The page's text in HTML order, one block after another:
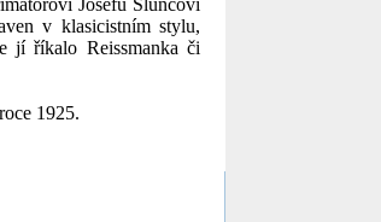
Josefu Sluncovi
v klasicistním stylu,
jí říkalo Reissmanka či
1925.